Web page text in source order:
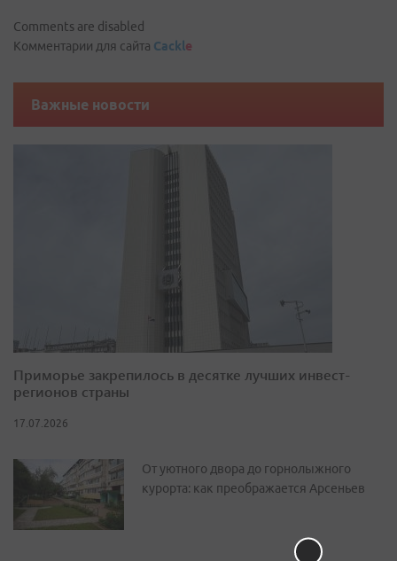
Comments are disabled
Комментарии для сайта Cackle
Важные новости
Приморье закрепилось в десятке лучших инвест-
регионов страны
17.07.2026
От уютного двора до горнолыжного
курорта: как преображается Арсеньев